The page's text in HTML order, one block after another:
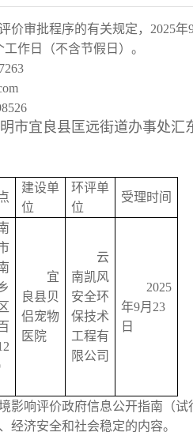
价审批程序的有关规定，2025
作日（不含节假日）。
市宜良县匡远街道办事处汇
建设单
位
环评单
位
受理时间
宜
良县贝
侣宠物
医院
云
南凯风
安全环
保技术
工程有
限公司
2025
年9月23
日
影响评价政府信息公开指南（
经济安全和社会稳定的内容。